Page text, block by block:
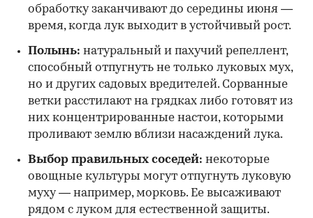
обработку заканчивают до середины июня —
время, когда лук выходит в устойчивый рост.
Полынь: натуральный и пахучий репеллент,
способный отпугнуть не только луковых мух,
но и других садовых вредителей. Сорванные
ветки расстилают на грядках либо готовят из
них концентрированные настои, которыми
проливают землю вблизи насаждений лука.
Выбор правильных соседей: некоторые
овощные культуры могут отпугнуть луковую
муху — например, морковь. Ее высаживают
рядом с луком для естественной защиты.